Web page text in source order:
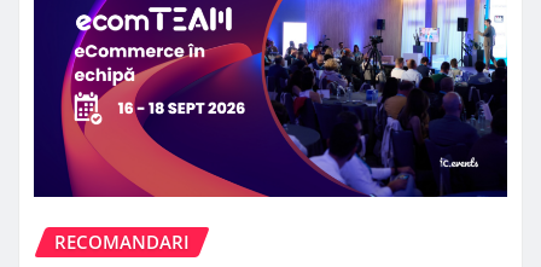
RECOMANDARI